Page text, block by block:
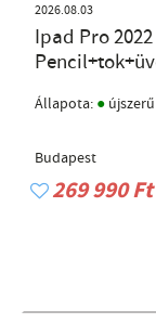
2026.08.03
Ipad Pro
Állapota: ● újszerű
Budapest
269 990 Ft